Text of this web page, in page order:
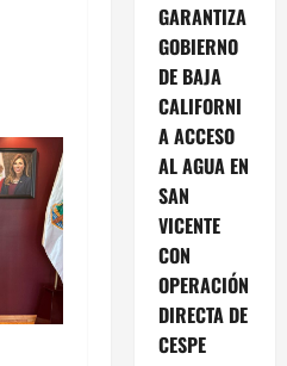
GARANTIZA
GOBIERNO
DE BAJA
CALIFORNI
A ACCESO
AL AGUA EN
SAN
VICENTE
CON
OPERACIÓN
DIRECTA DE
CESPE